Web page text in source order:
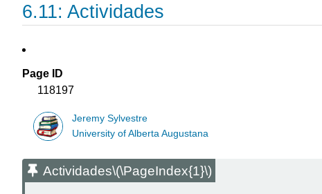
6.11: Actividades
Page ID
118197
Jeremy Sylvestre
University of Alberta Augustana
Actividades\(\PageIndex{1}\)